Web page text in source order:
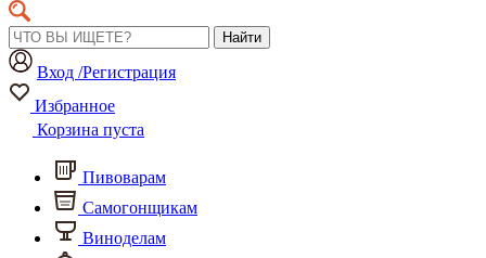
Найти
Вход /Регистрация
Избранное
Корзина пуста
Пивоварам
Самогонщикам
Виноделам